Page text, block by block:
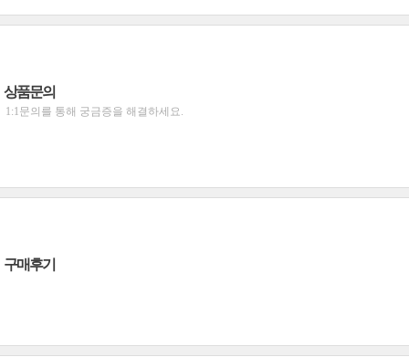
상품문의
1:1문의를 통해 궁금증을 해결하세요.
구매후기